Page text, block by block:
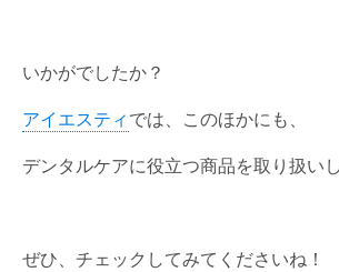
いかがでしたか？
アイエスティでは、このほかにも、
デンタルケアに役立つ商品を取り扱い
ぜひ、チェックしてみてくださいね！